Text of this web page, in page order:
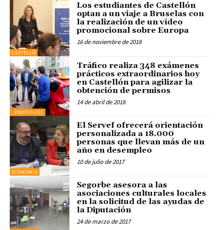
CASTELLÓ
Los estudiantes de Castellón
optan a un viaje a Bruselas con
la realización de un vídeo
promocional sobre Europa
16 de noviembre de 2018
_PNOTICIAS2
Tráfico realiza 348 exámenes
prácticos extraordinarios hoy
en Castellón para agilizar la
obtención de permisos
14 de abril de 2018
ECONOMÍA
El Servef ofrecerá orientación
personalizada a 18.000
personas que llevan más de un
año en desempleo
10 de julio de 2017
Segorbe asesora a las
asociaciones culturales locales
en la solicitud de las ayudas de
la Diputación
24 de marzo de 2017